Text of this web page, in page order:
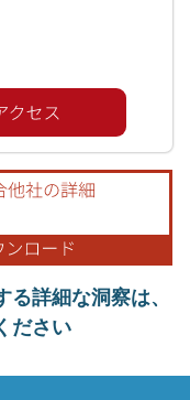
詳細な洞察は、
ださい